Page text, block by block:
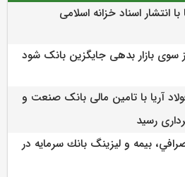
انتشار اسناد خزانه اسلامی
سوی بازار بدهی جایگزین بانک شود
آریا با تامین مالی بانک صنعت و
رسید
بيمه و ليزينگ بانك سرمايه در